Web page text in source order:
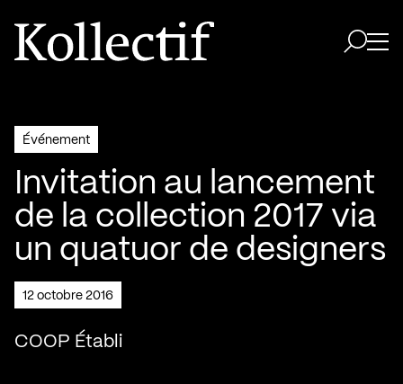
Aller à la page d'accueil
Logo Kollectif
Événement
Invitation au lancement
de la collection 2017 via
un quatuor de designers
12 octobre 2016
COOP Établi